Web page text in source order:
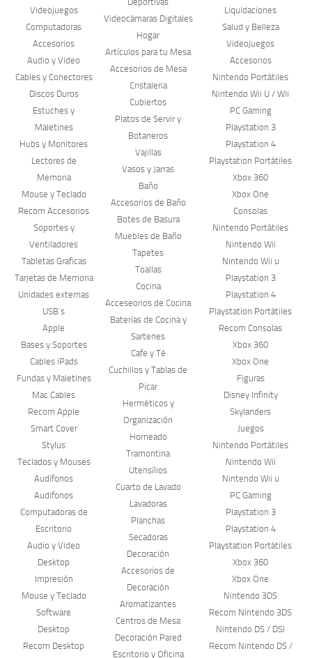
Videojuegos
Computadoras
Accesorios
Audio y Video
Cables y Conectores
Discos Duros
Estuches y
Maletines
Hubs y Monitores
Lectores de
Memoria
Mouse y Teclado
Recom Accesorios
Soportes y
Ventiladores
Tabletas Graficas
Tarjetas de Memoria
Unidades externas
USB´s
Apple
Bases y Soportes
Cables iPads
Fundas y Maletines
Mac Cables
Recom Apple
Smart Cover
Stylus
Teclados y Mouses
Audífonos
Audifonos
Computadoras de
Escritorio
Audio y Video
Desktop
Impresión
Mouse y Teclado
Software
Desktop
Recom Desktop
Videocámaras Digitales
Hogar
Artículos para tu Mesa
Accesorios de Mesa
Cristaleria
Cubiertos
Platos de Servir y
Botaneros
Vajillas
Vasos y Jarras
Baño
Accesorios de Baño
Botes de Basura
Muebles de Baño
Tapetes
Toallas
Cocina
Acceseorios de Cocina
Baterías de Cocina y
Sartenes
Cafe y Té
Cuchillos y Tablas de
Picar
Herméticos y
Organización
Horneado
Tramontina
Utensílios
Cuarto de Lavado
Lavadoras
Planchas
Secadoras
Decoración
Accesorios de
Decoración
Aromatizantes
Centros de Mesa
Decoración Pared
Escritorio y Oficina
Liquidaciones
Salud y Belleza
Videojuegos
Accesorios
Nintendo Portátiles
Nintendo Wii U / Wii
PC Gaming
Playstation 3
Playstation 4
Playstation Portátiles
Xbox 360
Xbox One
Consolas
Nintendo Portátiles
Nintendo Wii
Nintendo Wii u
Playstation 3
Playstation 4
Playstation Portátiles
Recom Consolas
Xbox 360
Xbox One
Figuras
Disney Infinity
Skylanders
Juegos
Nintendo Portátiles
Nintendo Wii
Nintendo Wii u
PC Gaming
Playstation 3
Playstation 4
Playstation Portátiles
Xbox 360
Xbox One
Nintendo 3DS
Recom Nintendo 3DS
Nintendo DS / DSI
Recom Nintendo DS /